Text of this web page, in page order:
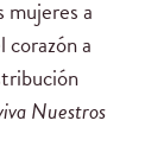
mujeres a
a
Nuestros